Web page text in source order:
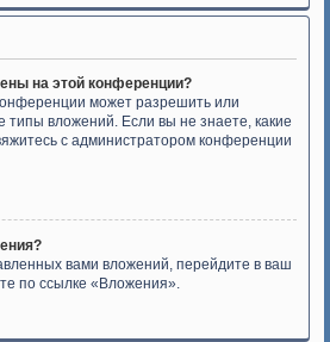
на этой конференции?
может разрешить или
типы вложений. Если вы не знаете, какие
с администратором конференции
вами вложений, перейдите в ваш
по ссылке «Вложения».